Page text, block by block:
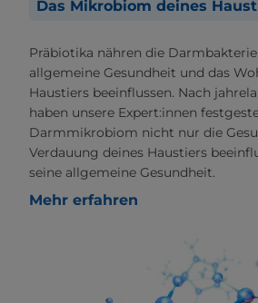
Das Mikrobiom deines
Präbiotika nähren die
allgemeine Gesundheit und das
Haustiers beeinflussen. Nach
haben unsere Expert:innen
Darmmikrobiom nicht nur die
Verdauung deines Haustiers
seine allgemeine Gesundheit.
Mehr erfahren